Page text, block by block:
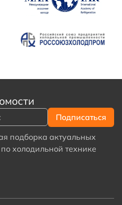
подборка актуальных
холодильной технике